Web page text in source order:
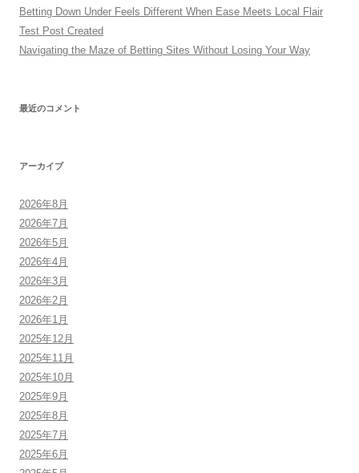
Betting Down Under Feels Different When Ease Meets Local Flair
Test Post Created
Navigating the Maze of Betting Sites Without Losing Your Way
最近のコメント
アーカイブ
2026年8月
2026年7月
2026年5月
2026年4月
2026年3月
2026年2月
2026年1月
2025年12月
2025年11月
2025年10月
2025年9月
2025年8月
2025年7月
2025年6月